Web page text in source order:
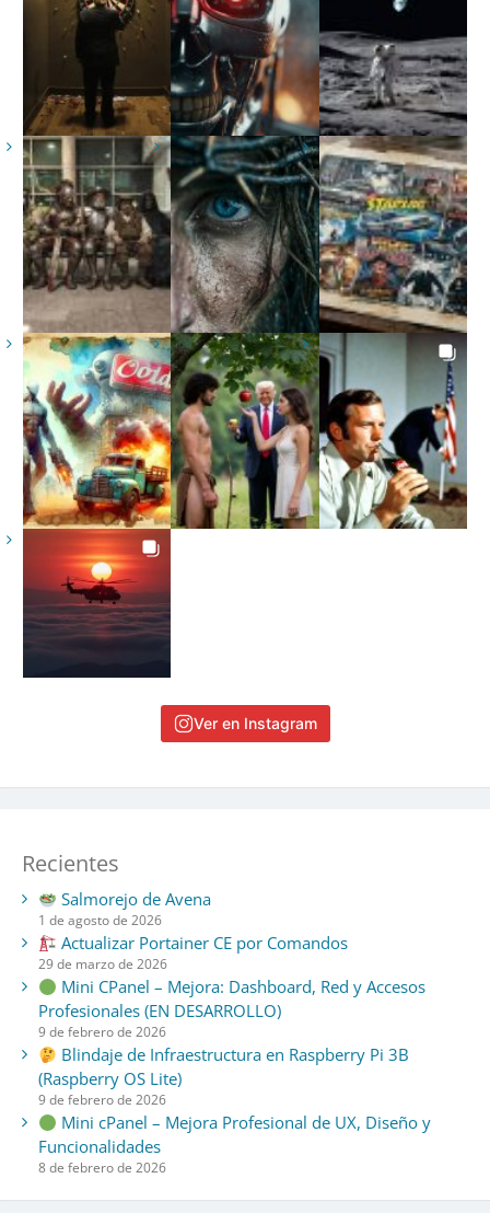
Ver en Instagram
Recientes
Salmorejo de Avena
1 de agosto de 2026
Actualizar Portainer CE por Comandos
29 de marzo de 2026
Mini CPanel – Mejora: Dashboard, Red y Accesos
Profesionales (EN DESARROLLO)
9 de febrero de 2026
Blindaje de Infraestructura en Raspberry Pi 3B
(Raspberry OS Lite)
9 de febrero de 2026
Mini cPanel – Mejora Profesional de UX, Diseño y
Funcionalidades
8 de febrero de 2026